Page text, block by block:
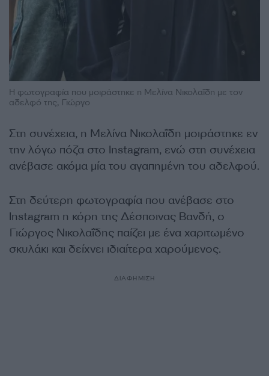
Η φωτογραφία που μοιράστηκε η Μελίνα Νικολαΐδη με τον
αδελφό της, Γιώργο
Στη συνέχεια, η Μελίνα Νικολαΐδη μοιράστηκε εν
την λόγω πόζα στο Instagram, ενώ στη συνέχεια
ανέβασε ακόμα μία του αγαπημένη του αδελφού.
Στη δεύτερη φωτογραφία που ανέβασε στο
Instagram η κόρη της Δέσποινας Βανδή, ο
Γιώργος Νικολαΐδης παίζει με ένα χαριτωμένο
σκυλάκι και δείχνει ιδιαίτερα χαρούμενος.
ΔΙΑΦΗΜΙΣΗ